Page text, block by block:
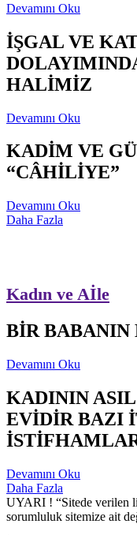
Devamını Oku
İŞGAL VE
HALİMİZ
Devamını Oku
KADİM VE
“CÂHİLİYE”
Devamını Oku
Daha Fazla
Kadın ve Aİle
BİR
Devamını Oku
KADININ
EVİDİR BAZI
Devamını Oku
Daha Fazla
UYARI ! “Sitede verilen
sorumluluk sitemize ait